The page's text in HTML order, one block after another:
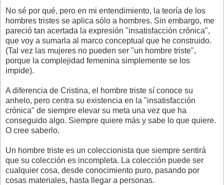
No sé por qué, pero en mi entendimiento, la teoría de los
hombres tristes se aplica sólo a hombres. Sin embargo, me
pareció tan acertada la expresión "insatisfacción crónica",
que voy a sumarla al marco conceptual que he construido.
(Tal vez las mujeres no pueden ser "un hombre triste",
porque la complejidad femenina simplemente se los
impide).
A diferencia de Cristina, el hombre triste sí conoce su
anhelo, pero centra su existencia en la "insatisfacción
crónica" de siempre elevar su meta una vez que ha
conseguido algo. Siempre quiere más y sabe lo que quiere.
O cree saberlo.
Un hombre triste es un coleccionista que siempre sentirá
que su colección es incompleta. La colección puede ser
cualquier cosa, desde conocimiento puro, pasando por
cosas materiales, hasta llegar a personas.